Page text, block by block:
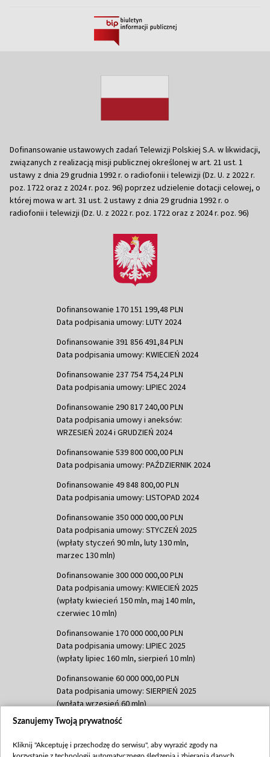
Dofinansowanie ustawowych zadań Telewizji Polskiej S.A. w likwidacji,
związanych z realizacją misji publicznej określonej w art. 21 ust. 1
ustawy z dnia 29 grudnia 1992 r. o radiofonii i telewizji (Dz. U. z 2022 r.
poz. 1722 oraz z 2024 r. poz. 96) poprzez udzielenie dotacji celowej, o
której mowa w art. 31 ust. 2 ustawy z dnia 29 grudnia 1992 r. o
radiofonii i telewizji (Dz. U. z 2022 r. poz. 1722 oraz z 2024 r. poz. 96)
Dofinansowanie 170 151 199,48 PLN
Data podpisania umowy: LUTY 2024
Dofinansowanie 391 856 491,84 PLN
Data podpisania umowy: KWIECIEŃ 2024
Dofinansowanie 237 754 754,24 PLN
Data podpisania umowy: LIPIEC 2024
Dofinansowanie 290 817 240,00 PLN
Data podpisania umowy i aneksów:
WRZESIEŃ 2024 i GRUDZIEŃ 2024
Dofinansowanie 539 800 000,00 PLN
Data podpisania umowy: PAŹDZIERNIK 2024
Dofinansowanie 49 848 800,00 PLN
Data podpisania umowy: LISTOPAD 2024
Dofinansowanie 350 000 000,00 PLN
Data podpisania umowy: STYCZEŃ 2025
(wpłaty styczeń 90 mln, luty 130 mln,
marzec 130 mln)
Dofinansowanie 300 000 000,00 PLN
Data podpisania umowy: KWIECIEŃ 2025
(wpłaty kwiecień 150 mln, maj 140 mln,
czerwiec 10 mln)
Dofinansowanie 170 000 000,00 PLN
Data podpisania umowy: LIPIEC 2025
(wpłaty lipiec 160 mln, sierpień 10 mln)
Dofinansowanie 60 000 000,00 PLN
Data podpisania umowy: SIERPIEŃ 2025
(wpłata wrzesień 60 mln)
Dofinansowanie 635 783 051,21 PLN
(wpłata wrzesień 100 mln, październik 350
Szanujemy Twoją prywatność
Kliknij "Akceptuję i przechodzę do serwisu", aby wyrazić zgody na